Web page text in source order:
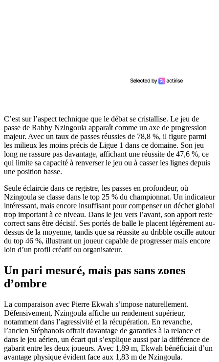
C’est sur l’aspect technique que le débat se cristallise. Le jeu de
passe de Rabby Nzingoula apparaît comme un axe de progression
majeur. Avec un taux de passes réussies de 78,8 %, il figure parmi
les milieux les moins précis de Ligue 1 dans ce domaine. Son jeu
long ne rassure pas davantage, affichant une réussite de 47,6 %, ce
qui limite sa capacité à renverser le jeu ou à casser les lignes depuis
une position basse.
Seule éclaircie dans ce registre, les passes en profondeur, où
Nzingoula se classe dans le top 25 % du championnat. Un indicateur
intéressant, mais encore insuffisant pour compenser un déchet global
trop important à ce niveau. Dans le jeu vers l’avant, son apport reste
correct sans être décisif. Ses portés de balle le placent légèrement au-
dessus de la moyenne, tandis que sa réussite au dribble oscille autour
du top 46 %, illustrant un joueur capable de progresser mais encore
loin d’un profil créatif ou organisateur.
Un pari mesuré, mais pas sans zones
d’ombre
La comparaison avec Pierre Ekwah s’impose naturellement.
Défensivement, Nzingoula affiche un rendement supérieur,
notamment dans l’agressivité et la récupération. En revanche,
l’ancien Stéphanois offrait davantage de garanties à la relance et
dans le jeu aérien, un écart qui s’explique aussi par la différence de
gabarit entre les deux joueurs. Avec 1,89 m, Ekwah bénéficiait d’un
avantage physique évident face aux 1,83 m de Nzingoula.